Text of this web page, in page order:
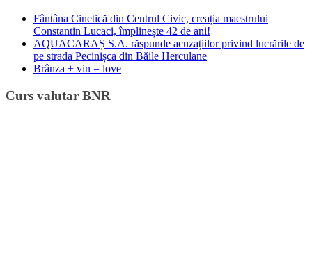
Fântâna Cinetică din Centrul Civic, creația maestrului
Constantin Lucaci, împlinește 42 de ani!
AQUACARAȘ S.A. răspunde acuzațiilor privind lucrările de
pe strada Pecinișca din Băile Herculane
Brânza + vin = love
Curs valutar BNR